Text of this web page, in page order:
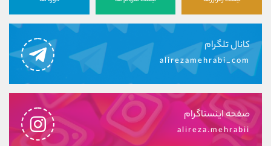
کانال تلگرام
alirezamehrabi_com
صفحه اینستاگرام
alireza.mehrabii